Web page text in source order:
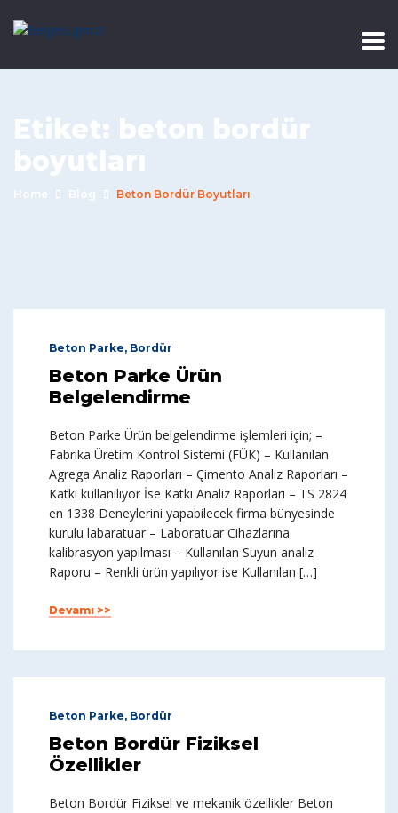
Etiket: beton bordür
boyutları
Home Blog Beton Bordür Boyutları
Beton Parke, Bordür
Beton Parke Ürün
Belgelendirme
Beton Parke Ürün belgelendirme işlemleri için; –
Fabrika Üretim Kontrol Sistemi (FÜK) – Kullanılan
Agrega Analiz Raporları – Çimento Analiz Raporları –
Katkı kullanılıyor İse Katkı Analiz Raporları – TS 2824
en 1338 Deneylerini yapabilecek firma bünyesinde
kurulu labaratuar – Laboratuar Cihazlarına
kalibrasyon yapılması – Kullanılan Suyun analiz
Raporu – Renkli ürün yapılıyor ise Kullanılan […]
Devamı >>
Beton Parke, Bordür
Beton Bordür Fiziksel
Özellikler
Beton Bordür Fiziksel ve mekanik özellikler Beton